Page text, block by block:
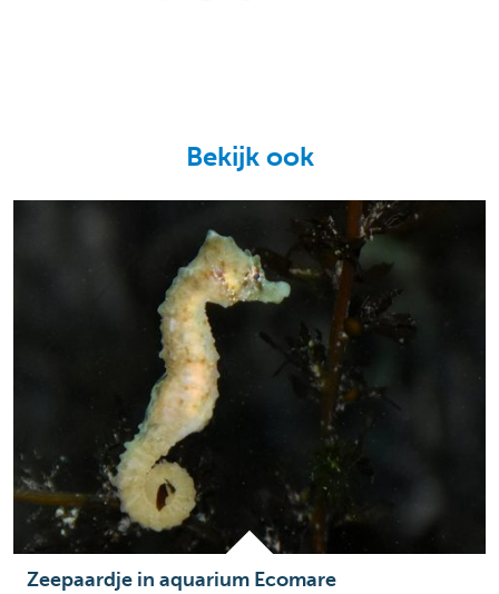
Bekijk ook
Zeepaardje in aquarium Ecomare